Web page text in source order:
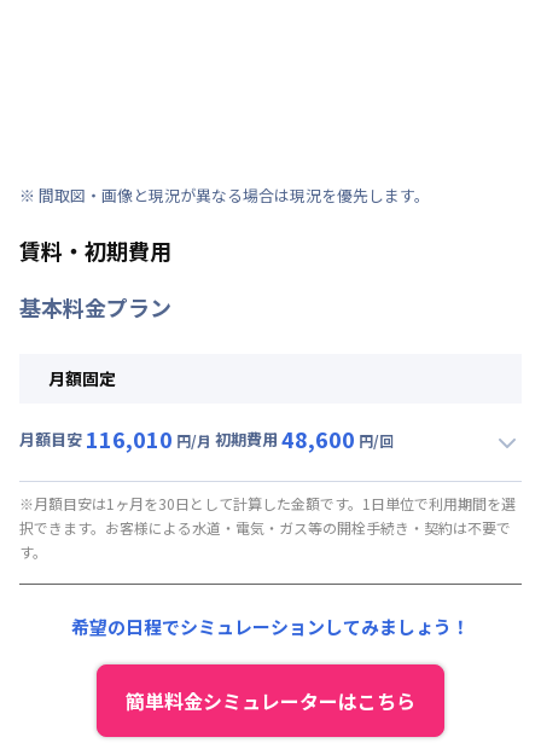
※ 間取図・画像と現況が異なる場合は現況を優先します。
賃料・初期費用
基本料金プラン
月額固定
月額目安 116,010 円/月 初期費用 48,600 円/回
月額賃料目安(30日利用)
賃料 : 86,010円/月 (2,867円/日)
光熱費他 :
初期費用
除菌消臭代 : 16,000円/回 (税抜)
入居者携行品補償 : 909円/回 (税抜)
※月額目安は1ヶ月を30日として計算した金額です。1日単位で利用期間を選
択できます。お客様による水道・電気・ガス等の開栓手続き・契約は不要で
す。
希望の日程でシミュレーションしてみましょう！
簡単料金シミュレーターはこちら